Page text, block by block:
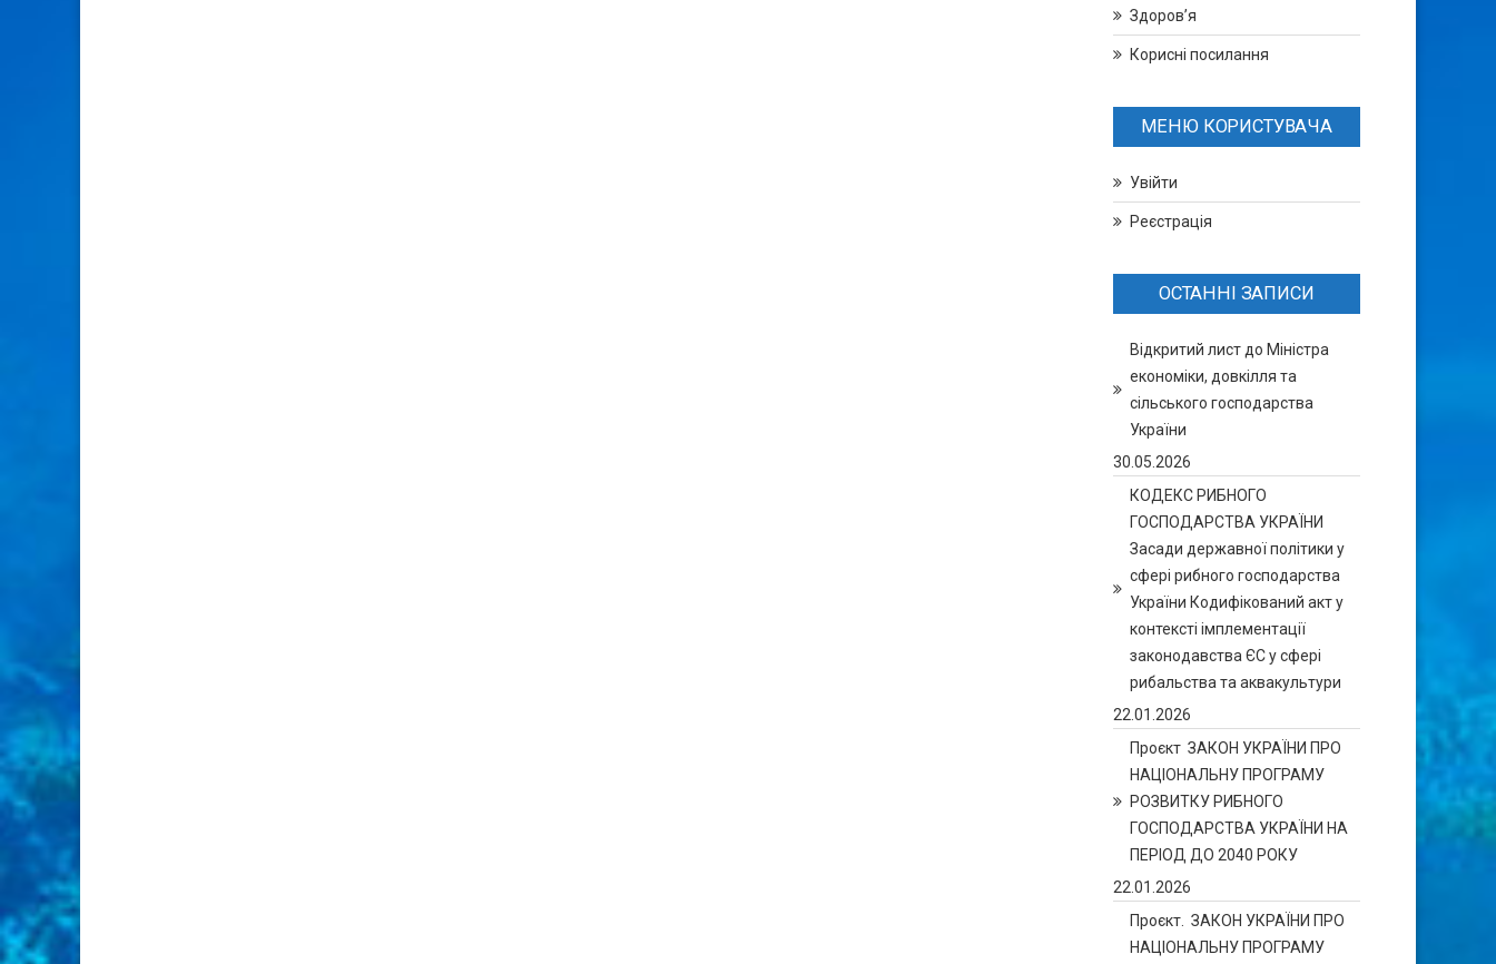
Здоров’я
Корисні посилання
МЕНЮ КОРИСТУВАЧА
Увійти
Реєстрація
ОСТАННІ ЗАПИСИ
Відкритий лист до Міністра
економіки, довкілля та
сільського господарства
України
30.05.2026
КОДЕКС РИБНОГО
ГОСПОДАРСТВА УКРАЇНИ
Засади державної політики у
сфері рибного господарства
України Кодифікований акт у
контексті імплементації
законодавства ЄС у сфері
рибальства та аквакультури
22.01.2026
Проєкт ЗАКОН УКРАЇНИ ПРО
НАЦІОНАЛЬНУ ПРОГРАМУ
РОЗВИТКУ РИБНОГО
ГОСПОДАРСТВА УКРАЇНИ НА
ПЕРІОД ДО 2040 РОКУ
22.01.2026
Проєкт. ЗАКОН УКРАЇНИ ПРО
НАЦІОНАЛЬНУ ПРОГРАМУ